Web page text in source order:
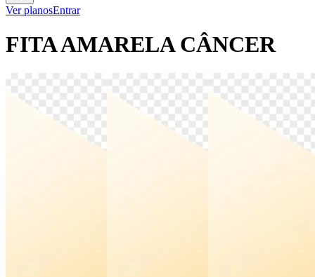
Ver planosEntrar
FITA AMARELA CÂNCER